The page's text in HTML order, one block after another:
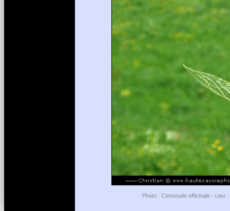
Photo : Consoude officinale - Lieu